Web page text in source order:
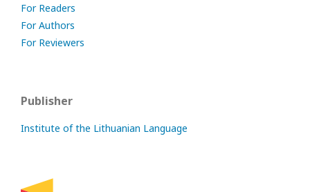
For Readers
For Authors
For Reviewers
Publisher
Institute of the Lithuanian Language